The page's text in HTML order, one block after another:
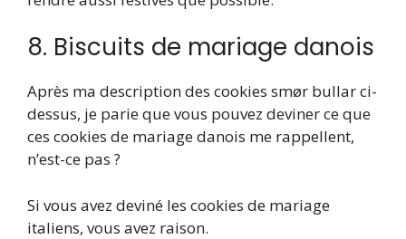
8. Biscuits de mariage danois
Après ma description des cookies smør bullar ci-
dessus, je parie que vous pouvez deviner ce que
ces cookies de mariage danois me rappellent,
n’est-ce pas ?
Si vous avez deviné les cookies de mariage
italiens, vous avez raison.